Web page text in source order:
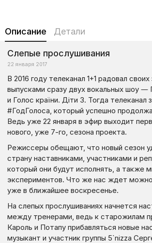
Описание Детали
Слепые прослушивания
22 января 2017
В 2016 году телеканал 1+1 радовал
выпусками сразу двух вокальных шоу —
и Голос країни. Діти 3. Тогда телеканал
#ГодГолоса, который успешно
Ведь уже 22 января в эфир выходит
нового, уже 7-го, сезона проекта.
Режиссеры обещают, что новый сезон
страну наставниками, участниками и
который они будут исполнять, а также
экспериментов. Что же нас ждет
уже в ближайшее воскресенье.
На слепых прослушиваниях начнется
между тренерами, ведь к старожилам
Кароль и Потапу прибавляться новые
музыкант и участник группы 5`nizza